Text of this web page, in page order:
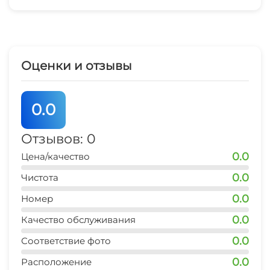
1 мин
Оценки и отзывы
0.0
Отзывов: 0
Цена/качество 0.0
Чистота 0.0
Номер 0.0
Качество обслуживания 0.0
Соответствие фото 0.0
Расположение 0.0